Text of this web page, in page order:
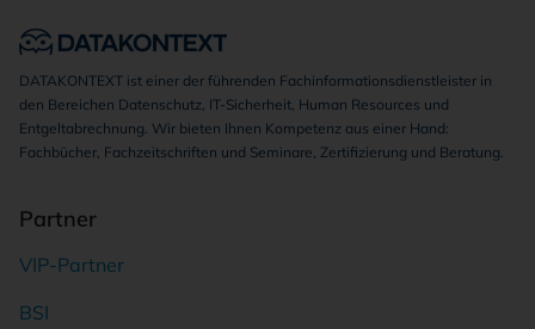
DATAKONTEXT ist einer der führenden Fachinformationsdienstleister in
den Bereichen Datenschutz, IT-Sicherheit, Human Resources und
Entgeltabrechnung. Wir bieten Ihnen Kompetenz aus einer Hand:
Fachbücher, Fachzeitschriften und Seminare, Zertifizierung und Beratung.
Partner
VIP-Partner
BSI